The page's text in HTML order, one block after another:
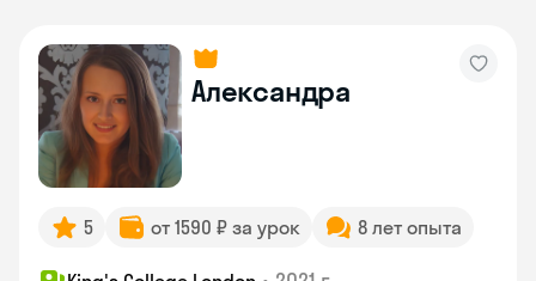
Александра
5 от 1590 ₽ за урок 8 лет опыта